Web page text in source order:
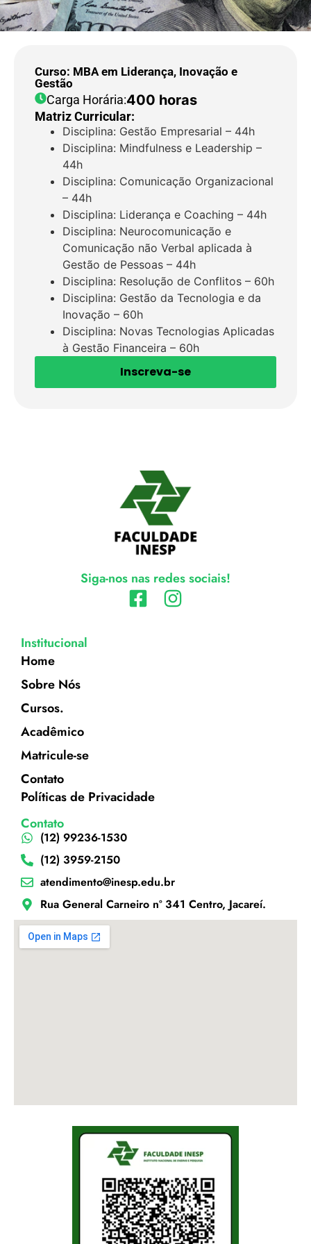
Curso: MBA em Liderança, Inovação e
Gestão
Carga Horária:400 horas
Matriz Curricular:
Disciplina: Gestão Empresarial – 44h
Disciplina: Mindfulness e Leadership –
44h
Disciplina: Comunicação Organizacional
– 44h
Disciplina: Liderança e Coaching – 44h
Disciplina: Neurocomunicação e
Comunicação não Verbal aplicada à
Gestão de Pessoas – 44h
Disciplina: Resolução de Conflitos – 60h
Disciplina: Gestão da Tecnologia e da
Inovação – 60h
Disciplina: Novas Tecnologias Aplicadas
à Gestão Financeira – 60h
Inscreva-se
Siga-nos nas redes sociais!
Institucional
Home
Sobre Nós
Cursos.
Acadêmico
Matricule-se
Contato
Políticas de Privacidade
Contato
(12) 99236-1530
(12) 3959-2150
atendimento@inesp.edu.br
Rua General Carneiro nº 341 Centro, Jacareí.